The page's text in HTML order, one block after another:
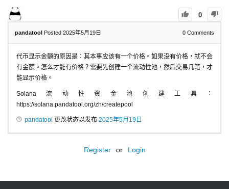
0
pandatool Posted 2025年5月19日 0 Comments
代币显示金额的原因是：其本事应该有一个价格。如果没有价格，就不会
有金额。怎么才能有价格？需要先创建一个流动性池，然后交易几笔，才
能显示价格。
Solana流动性资金池创建工具：
https://solana.pandatool.org/zh/createpool
pandatool 更改状态以发布 2025年5月19日
Register or Login